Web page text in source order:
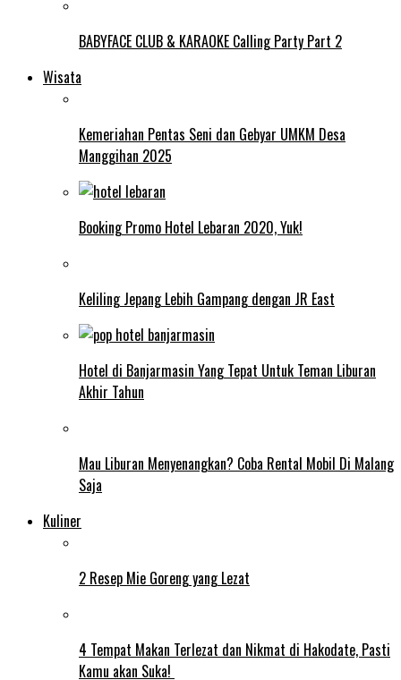
BABYFACE CLUB & KARAOKE Calling Party Part 2
Wisata
Kemeriahan Pentas Seni dan Gebyar UMKM Desa
Manggihan 2025
Booking Promo Hotel Lebaran 2020, Yuk!
Keliling Jepang Lebih Gampang dengan JR East
Hotel di Banjarmasin Yang Tepat Untuk Teman Liburan
Akhir Tahun
Mau Liburan Menyenangkan? Coba Rental Mobil Di Malang
Saja
Kuliner
2 Resep Mie Goreng yang Lezat
4 Tempat Makan Terlezat dan Nikmat di Hakodate, Pasti
Kamu akan Suka!